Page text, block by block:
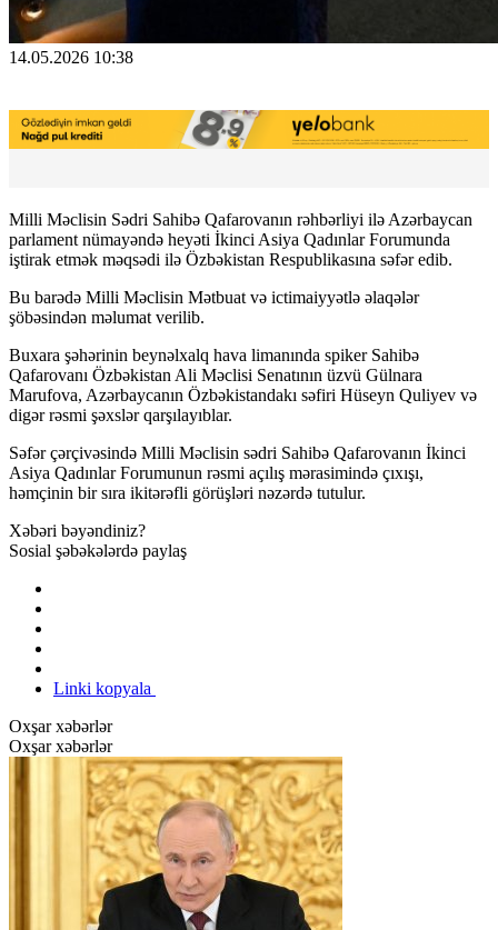
14.05.2026 10:38
Milli Məclisin Sədri Sahibə Qafarovanın rəhbərliyi ilə Azərbaycan
parlament nümayəndə heyəti İkinci Asiya Qadınlar Forumunda
iştirak etmək məqsədi ilə Özbəkistan Respublikasına səfər edib.
Bu barədə Milli Məclisin Mətbuat və ictimaiyyətlə əlaqələr
şöbəsindən məlumat verilib.
Buxara şəhərinin beynəlxalq hava limanında spiker Sahibə
Qafarovanı Özbəkistan Ali Məclisi Senatının üzvü Gülnara
Marufova, Azərbaycanın Özbəkistandakı səfiri Hüseyn Quliyev və
digər rəsmi şəxslər qarşılayıblar.
Səfər çərçivəsində Milli Məclisin sədri Sahibə Qafarovanın İkinci
Asiya Qadınlar Forumunun rəsmi açılış mərasimində çıxışı,
həmçinin bir sıra ikitərəfli görüşləri nəzərdə tutulur.
Xəbəri bəyəndiniz?
Sosial şəbəkələrdə paylaş
Linki kopyala
Oxşar xəbərlər
Oxşar xəbərlər